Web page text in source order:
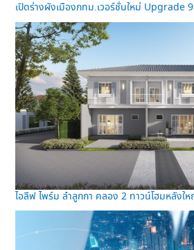
เปิดร่างผังเมืองกทม.เวอร์ชั่นใหม่ Upgrade
ไอลีฟ ไพร์ม ลำลูกกา คลอง 2 ทาวน์โฮมหลังใ